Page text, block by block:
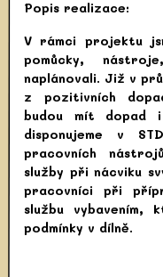
Popis realizace:
V rámci projektu
pomůcky,
naplánovali. Již v
z pozitivních
budou mít dopad
disponujeme v
pracovních
služby při nácviku
pracovníci při
službu vybavením,
podmínky v dílně.